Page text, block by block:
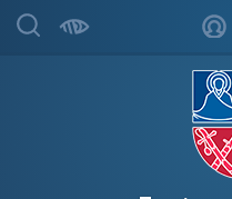
Мапа меню
Головна